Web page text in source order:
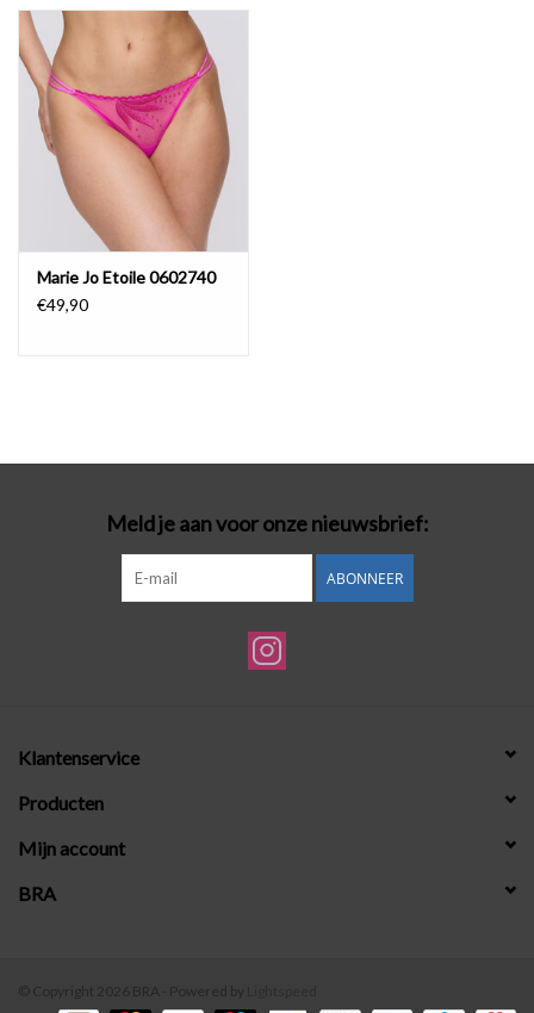
Marie Jo Etoile 0602740
€49,90
Meld je aan voor onze nieuwsbrief:
ABONNEER
Klantenservice
Producten
Mijn account
BRA
© Copyright 2026 BRA - Powered by